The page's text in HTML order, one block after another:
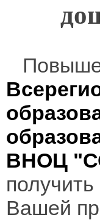
ВНОЦ
Вашей